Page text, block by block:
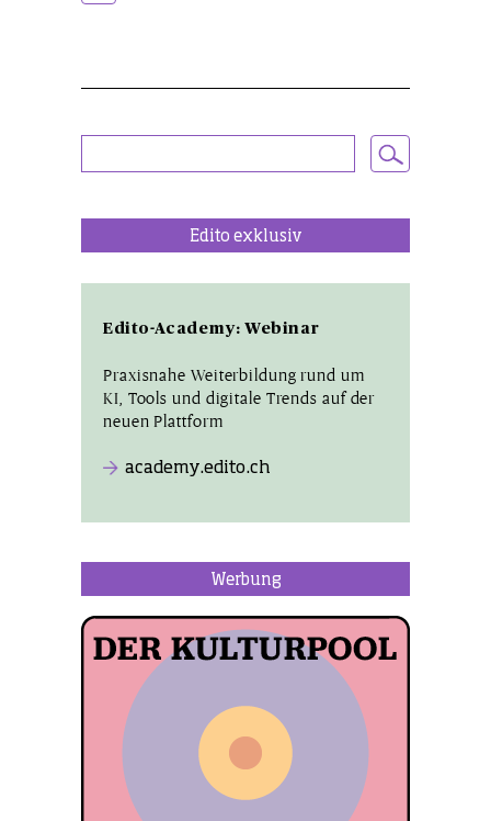
Edito exklusiv
Edito-Academy: Webinar
Praxisnahe Weiterbildung rund um
KI, Tools und digitale Trends auf der
neuen Plattform
academy.edito.ch
Werbung